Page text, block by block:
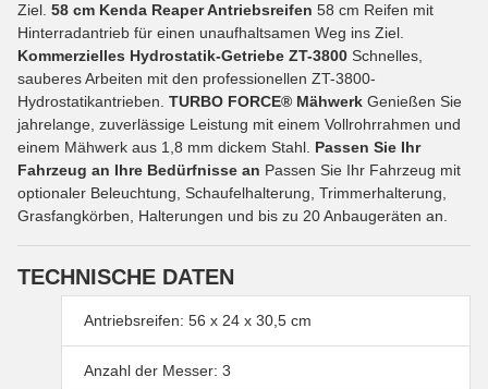
Ziel. 58 cm Kenda Reaper Antriebsreifen 58 cm Reifen mit
Hinterradantrieb für einen unaufhaltsamen Weg ins Ziel.
Kommerzielles Hydrostatik-Getriebe ZT-3800 Schnelles,
sauberes Arbeiten mit den professionellen ZT-3800-
Hydrostatikantrieben. TURBO FORCE® Mähwerk Genießen Sie
jahrelange, zuverlässige Leistung mit einem Vollrohrrahmen und
einem Mähwerk aus 1,8 mm dickem Stahl. Passen Sie Ihr
Fahrzeug an Ihre Bedürfnisse an Passen Sie Ihr Fahrzeug mit
optionaler Beleuchtung, Schaufelhalterung, Trimmerhalterung,
Grasfangkörben, Halterungen und bis zu 20 Anbaugeräten an.
TECHNISCHE DATEN
Antriebsreifen: 56 x 24 x 30,5 cm
Anzahl der Messer: 3